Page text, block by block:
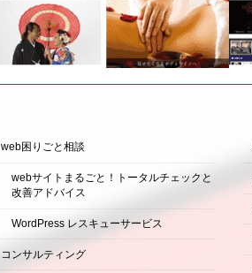
web困りごと相談
webサイトまるごと！トータルチェックと
改善アドバイス
WordPress レスキューサービス
コンサルティング